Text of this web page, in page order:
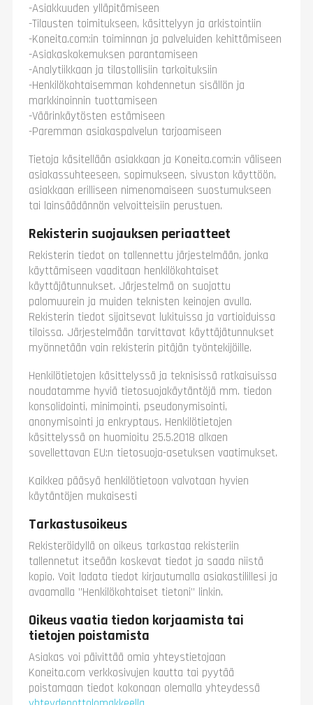
-Asiakkuuden ylläpitämiseen
-Tilausten toimitukseen, käsittelyyn ja arkistointiin
-Koneita.com:in toiminnan ja palveluiden kehittämiseen
-Asiakaskokemuksen parantamiseen
-Analytiikkaan ja tilastollisiin tarkoituksiin
-Henkilökohtaisemman kohdennetun sisällön ja
markkinoinnin tuottamiseen
-Väärinkäytösten estämiseen
-Paremman asiakaspalvelun tarjoamiseen
Tietoja käsitellään asiakkaan ja Koneita.com:in väliseen
asiakassuhteeseen, sopimukseen, sivuston käyttöön,
asiakkaan erilliseen nimenomaiseen suostumukseen
tai lainsäädännön velvoitteisiin perustuen.
Rekisterin suojauksen periaatteet
Rekisterin tiedot on tallennettu järjestelmään, jonka
käyttämiseen vaaditaan henkilökohtaiset
käyttäjätunnukset. Järjestelmä on suojattu
palomuurein ja muiden teknisten keinojen avulla.
Rekisterin tiedot sijaitsevat lukituissa ja vartioiduissa
tiloissa. Järjestelmään tarvittavat käyttäjätunnukset
myönnetään vain rekisterin pitäjän työntekijöille.
Henkilötietojen käsittelyssä ja teknisissä ratkaisuissa
noudatamme hyviä tietosuojakäytäntöjä mm. tiedon
konsolidointi, minimointi, pseudonymisointi,
anonymisointi ja enkryptaus. Henkilötietojen
käsittelyssä on huomioitu 25.5.2018 alkaen
sovellettavan EU:n tietosuoja-asetuksen vaatimukset.
Kaikkea pääsyä henkilötietoon valvotaan hyvien
käytäntöjen mukaisesti
Tarkastusoikeus
Rekisteröidyllä on oikeus tarkastaa rekisteriin
tallennetut itseään koskevat tiedot ja saada niistä
kopio. Voit ladata tiedot kirjautumalla asiakastilillesi ja
avaamalla ”Henkilökohtaiset tietoni” linkin.
Oikeus vaatia tiedon korjaamista tai
tietojen poistamista
Asiakas voi päivittää omia yhteystietojaan
Koneita.com verkkosivujen kautta tai pyytää
poistamaan tiedot kokonaan olemalla yhteydessä